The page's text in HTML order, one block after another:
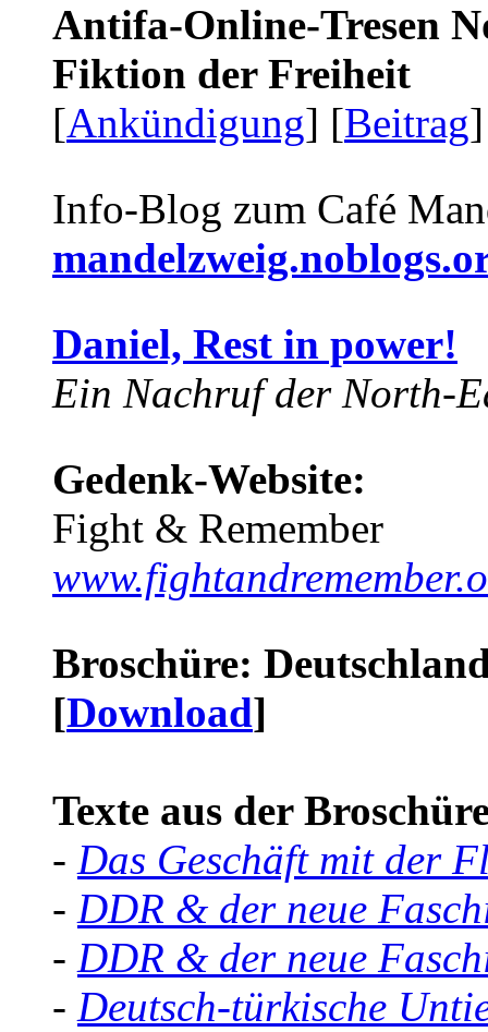
Antifa-Online-Tresen
Fiktion der Freiheit
[Ankündigung] [Beitrag
Info-Blog zum Café
Daniel, Rest in power!
Ein Nachruf der North-
Gedenk-Website:
Fight & Remember
Broschüre:
[Download]
Texte aus der
- Das Geschäft mit der
- DDR & der neue
- DDR & der neue
- Deutsch-türkische